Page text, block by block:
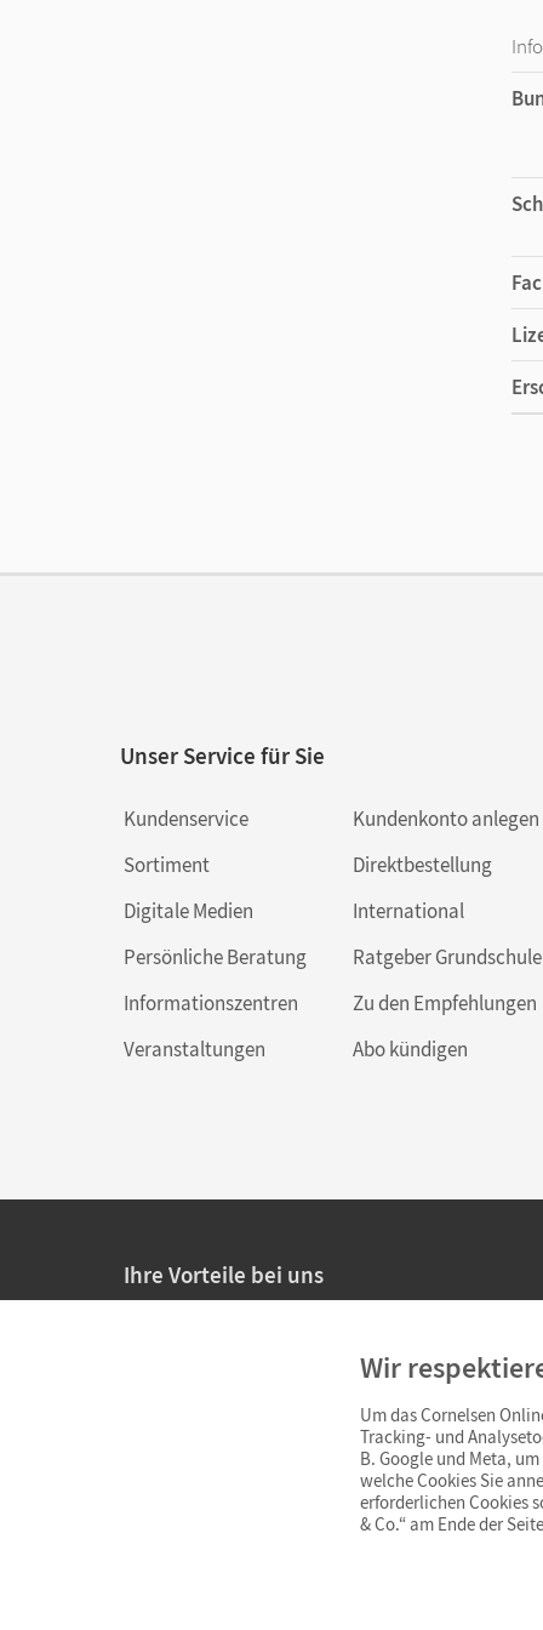
Unser Service für Sie
Kundenservice
Sortiment
Digitale Medien
Persönliche Beratung
Informationszentren
Veranstaltungen
Kundenkonto anlegen
Direktbestellung
International
Ratgeber Grundschule
Zu den Empfehlungen
Abo kündigen
Ihre Vorteile bei uns
Persönliche Angebote für Lehrkräfte
Sicheres Einkaufen mit SSL-Verschlüsselung
Widerrufsfristvon 4 Wochen
Schnelle und einfache Retourenabwicklung
Wir
Um das Cornelsen
Tracking- und
B. Google und Meta,
welche Cookies Sie
erforderlichen Cookies
& Co.“ am Ende der